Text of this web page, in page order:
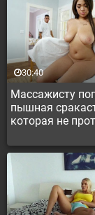
Массажисту
пышная
которая не
30:40